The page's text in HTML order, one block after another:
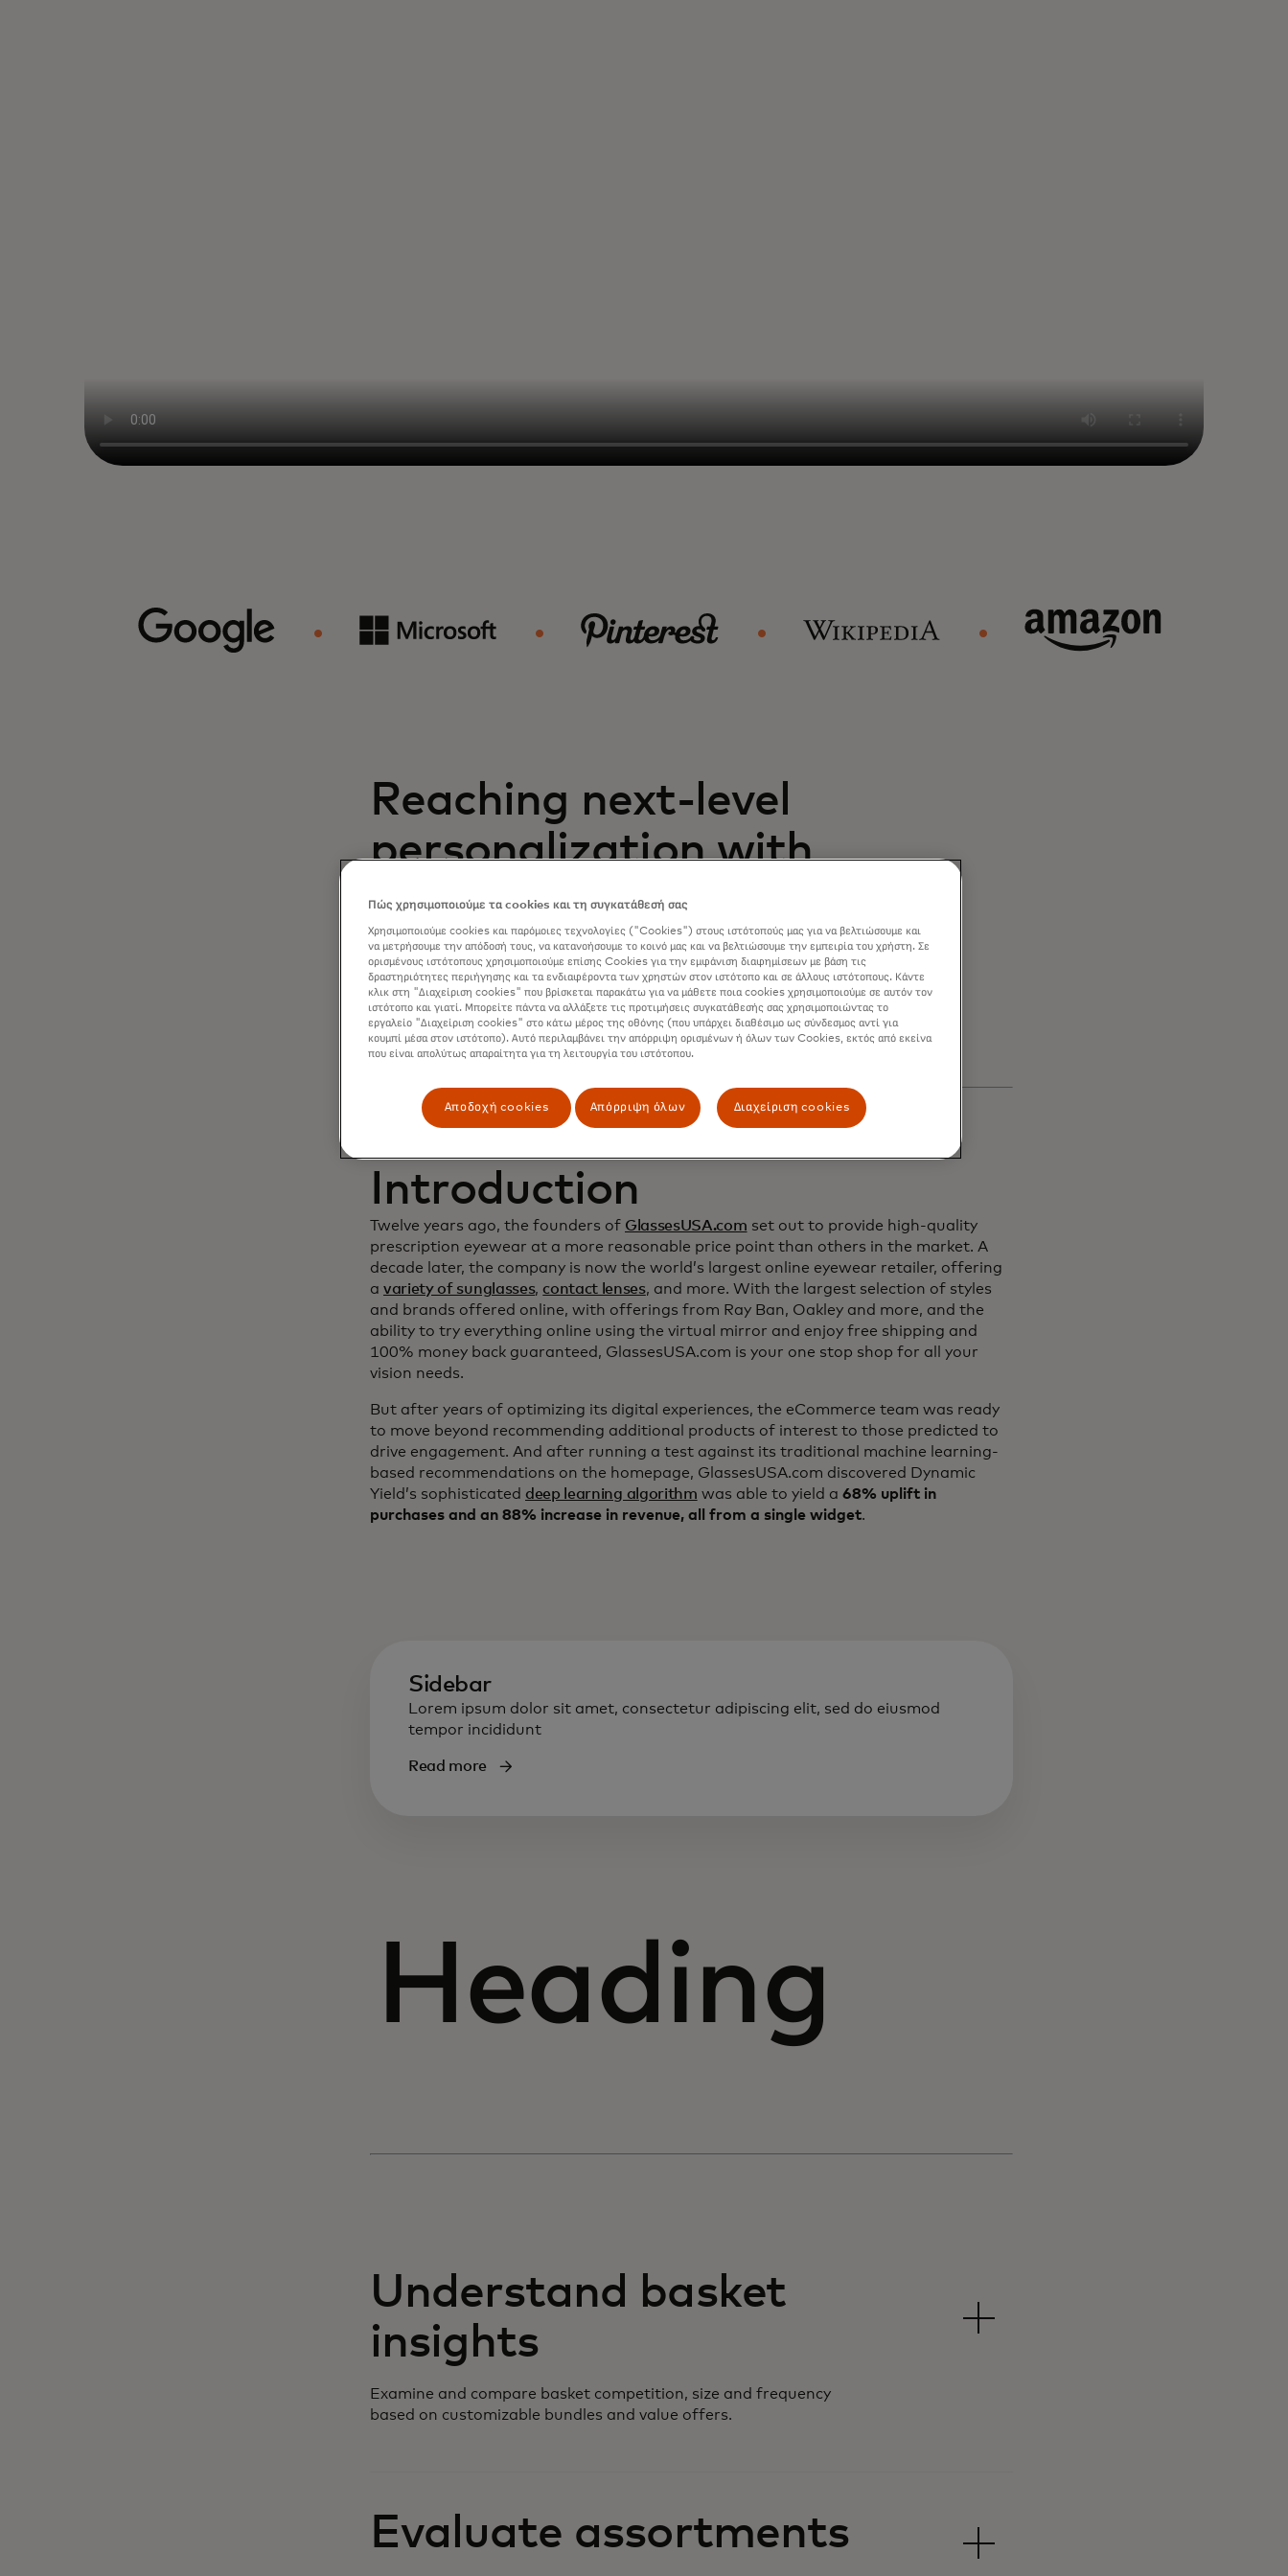
Reaching next-level
personalization with
Dynamic Yield to deepen
customer relationships and
increase sales
Introduction
Twelve years ago, the founders of GlassesUSA.com set out to provide high-quality
prescription eyewear at a more reasonable price point than others in the market. A
decade later, the company is now the world’s largest online eyewear retailer, offering
a variety of sunglasses, contact lenses, and more. With the largest selection of styles
and brands offered online, with offerings from Ray Ban, Oakley and more, and the
ability to try everything online using the virtual mirror and enjoy free shipping and
100% money back guaranteed, GlassesUSA.com is your one stop shop for all your
vision needs.
But after years of optimizing its digital experiences, the eCommerce team was ready
to move beyond recommending additional products of interest to those predicted to
drive engagement. And after running a test against its traditional machine learning-
based recommendations on the homepage, GlassesUSA.com discovered Dynamic
Yield’s sophisticated deep learning algorithm was able to yield a 68% uplift in
purchases and an 88% increase in revenue, all from a single widget.
Sidebar
Lorem ipsum dolor sit amet, consectetur adipiscing elit, sed do eiusmod
tempor incididunt
Read more
Heading
Understand basket
insights
Examine and compare basket competition, size and frequency
based on customizable bundles and value offers.
Evaluate assortments
Πώς χρησιμοποιούμε τα cookies και τη συγκατάθεσή σας
Χρησιμοποιούμε cookies και παρόμοιες τεχνολογίες ("Cookies") στους ιστότοπούς μας για να βελτιώσουμε και
να μετρήσουμε την απόδοσή τους, να κατανοήσουμε το κοινό μας και να βελτιώσουμε την εμπειρία του χρήστη. Σε
ορισμένους ιστότοπους χρησιμοποιούμε επίσης Cookies για την εμφάνιση διαφημίσεων με βάση τις
δραστηριότητες περιήγησης και τα ενδιαφέροντα των χρηστών στον ιστότοπο και σε άλλους ιστότοπους. Κάντε
κλικ στη "Διαχείριση cookies" που βρίσκεται παρακάτω για να μάθετε ποια cookies χρησιμοποιούμε σε αυτόν τον
ιστότοπο και γιατί. Μπορείτε πάντα να αλλάξετε τις προτιμήσεις συγκατάθεσής σας χρησιμοποιώντας το
εργαλείο "Διαχείριση cookies" στο κάτω μέρος της οθόνης (που υπάρχει διαθέσιμο ως σύνδεσμος αντί για
κουμπί μέσα στον ιστότοπο). Αυτό περιλαμβάνει την απόρριψη ορισμένων ή όλων των Cookies, εκτός από εκείνα
που είναι απολύτως απαραίτητα για τη λειτουργία του ιστότοπου.
Αποδοχή cookies Απόρριψη όλων Διαχείριση cookies